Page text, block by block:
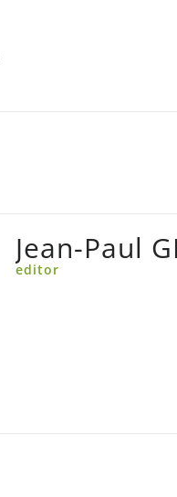
Jean-Paul
editor